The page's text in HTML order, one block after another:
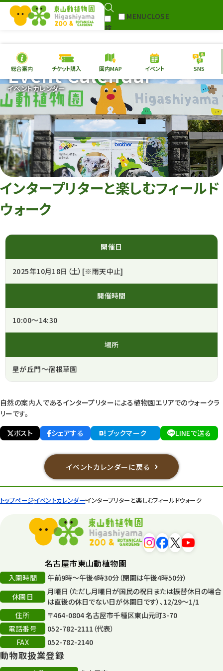
検
MENUCLOSE
本日の開園情報 チケ
園内MAP イベント
総合案内
動物園 植物園
再生プラン
東山動植物園
への支援
環境教育
総合案内 チケット購入 園内MAP イベント SNS
イベントカレンダー
Event Calendar
トップページイベントカレンダーインタープリターと楽しむフィールドウォーク
インタープリターと楽しむフィールド
ウォーク
開催日
2025年10月18日（土）[※雨天中止]
開催時間
10:00～14:30
場所
星が丘門～宿根草園
自然の案内人であるインタープリターによる植物園エリアでのウォークラ
リーです。
ポスト
シェアする ブックマーク LINEで送る
イベントカレンダーに戻る
名古屋市東山動植物園
入園時間
午前9時～午後4時30分（閉園は午後4時50分）
休園日
月曜日（ただし月曜日が国民の祝日または振替休日の場合
は直後の休日でない日が休園日です）、12/29～1/1
住所
〒464-0804 名古屋市千種区東山元町3-70
電話番号
052-782-2111（代表）
FAX
052-782-2140
動物取扱業登録